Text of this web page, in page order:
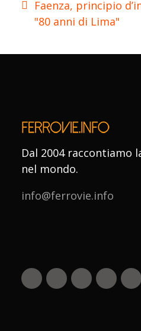
Faenza, principio
"80 anni di Lima"
Dal 2004 raccontiamo
nel mondo.
info@ferrovie.info